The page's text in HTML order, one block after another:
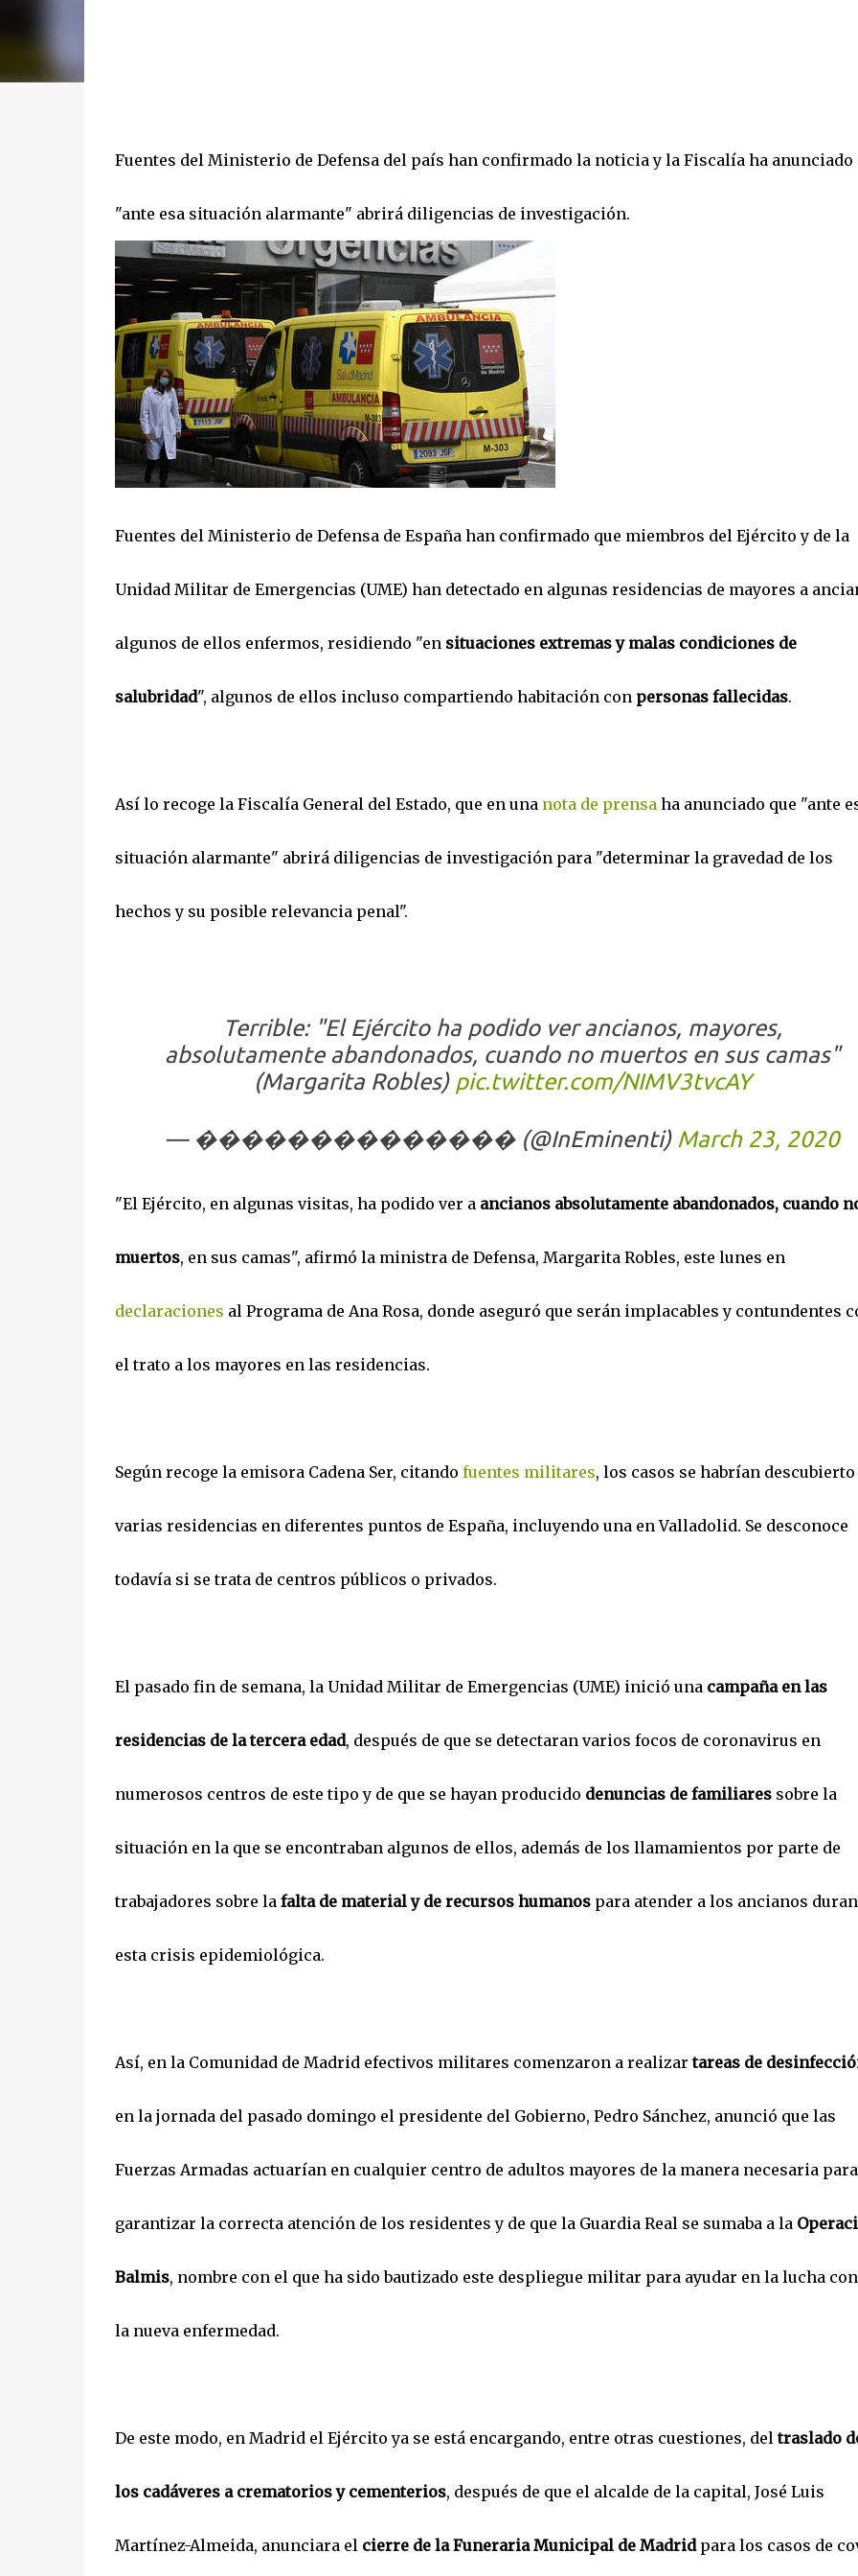
Fuentes del Ministerio de Defensa del país han confirmado la noticia y la Fiscalía ha anunciado
"ante esa situación alarmante" abrirá diligencias de investigación.
Fuentes del Ministerio de Defensa de España han confirmado que miembros del Ejército y de la
Unidad Militar de Emergencias (UME) han detectado en algunas residencias de mayores a
algunos de ellos enfermos, residiendo "en situaciones extremas y malas condiciones de
salubridad", algunos de ellos incluso compartiendo habitación con personas fallecidas.
Así lo recoge la Fiscalía General del Estado, que en una nota de prensaha anunciado que "ante
situación alarmante" abrirá diligencias de investigación para "determinar la gravedad de los
hechos y su posible relevancia penal".
Terrible: "El Ejército ha podido ver ancianos, mayores,
absolutamente abandonados, cuando no muertos en sus camas"
(Margarita Robles) pic.twitter.com/NIMV3tvcAY
— �������������� (@InEminenti) March 23, 2020
"El Ejército, en algunas visitas, ha podido ver a ancianos absolutamente abandonados, cuando
muertos, en sus camas", afirmó la ministra de Defensa, Margarita Robles, este lunes en
declaraciones al Programa de Ana Rosa, donde aseguró que serán implacables y contundentes
el trato a los mayores en las residencias.
Según recoge la emisora Cadena Ser, citando fuentes militares, los casos se habrían descubierto
varias residencias en diferentes puntos de España, incluyendo una en Valladolid. Se desconoce
todavía si se trata de centros públicos o privados.
El pasado fin de semana, la Unidad Militar de Emergencias (UME) inició una campaña en las
residencias de la tercera edad, después de que se detectaran varios focos de coronavirus en
numerosos centros de este tipo y de que se hayan producido denuncias de familiaressobre la
situación en la que se encontraban algunos de ellos, además de los llamamientos por parte de
trabajadores sobre la falta de material y de recursos humanospara atender a los ancianos
esta crisis epidemiológica.
Así, en la Comunidad de Madrid efectivos militares comenzaron a realizartareas de
en la jornada del pasado domingo el presidente del Gobierno, Pedro Sánchez, anunció que las
Fuerzas Armadas actuarían en cualquier centro de adultos mayores de la manera necesaria para
garantizar la correcta atención de los residentes y de que la Guardia Real se sumaba a la
Balmis, nombre con el que ha sido bautizado este despliegue militar para ayudar en la lucha
la nueva enfermedad.
De este modo, en Madrid el Ejército ya se está encargando, entre otras cuestiones, deltraslado
los cadáveres a crematorios y cementerios, después de que el alcalde de la capital, José Luis
Martínez-Almeida, anunciara el cierre de la Funeraria Municipal de Madridpara los casos de